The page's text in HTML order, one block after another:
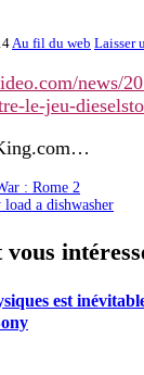
Au fil du web Laisser
news/
le-jeu-
: Rome 2
a dishwasher
est